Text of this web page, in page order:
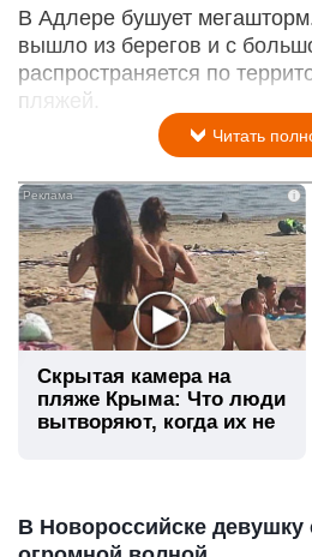
В Адлере бушует
вышло из берегов и с
распространяется по
пляжей.
Читать
i
Скрытая камера на
пляже Крыма: Что люди
вытворяют, когда их не
В Новороссийске